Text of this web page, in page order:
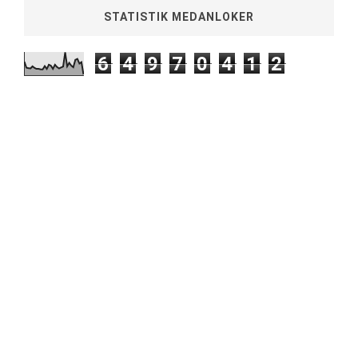
STATISTIK MEDANLOKER
6 4 9 7 0 4 1 2